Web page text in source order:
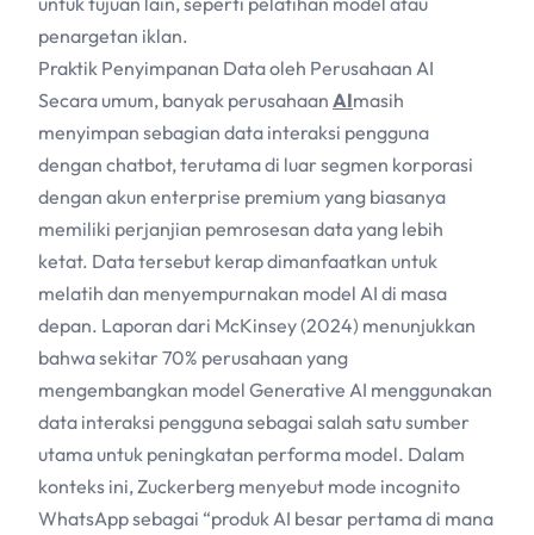
penargetan iklan.
Praktik Penyimpanan Data oleh Perusahaan AI
Secara umum, banyak perusahaan AImasih
menyimpan sebagian data interaksi pengguna
dengan chatbot, terutama di luar segmen korporasi
dengan akun enterprise premium yang biasanya
memiliki perjanjian pemrosesan data yang lebih
ketat. Data tersebut kerap dimanfaatkan untuk
melatih dan menyempurnakan model AI di masa
depan. Laporan dari McKinsey (2024) menunjukkan
bahwa sekitar 70% perusahaan yang
mengembangkan model Generative AI menggunakan
data interaksi pengguna sebagai salah satu sumber
utama untuk peningkatan performa model. Dalam
konteks ini, Zuckerberg menyebut mode incognito
WhatsApp sebagai “produkAI besar pertama di mana